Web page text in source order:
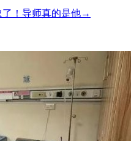
了！导师真的是他→